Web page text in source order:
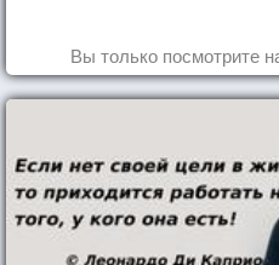
Вы только посмотрите